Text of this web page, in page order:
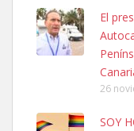
SHIBA PERDIDO
PERRO MACHO RAZA
06/07/2025 ZONA
Leales.org » Gran
El
26
SOY